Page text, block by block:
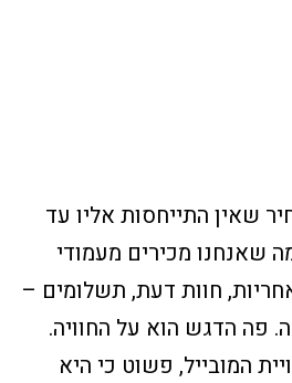
שאין התייחסות אליו עד
שאנחנו מכירים מעמודי
חוות דעת, תשלומים –
פה הדגש הוא על החוויה.
המובייל, פשוט כי היא